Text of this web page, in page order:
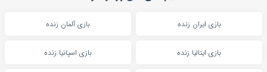
بازی ایران زنده بازی آلمان زنده
بازی ایتالیا زنده بازی اسپانیا زنده